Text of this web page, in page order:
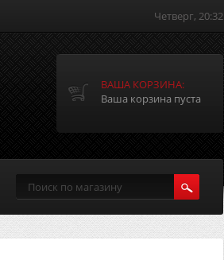
Четверг, 20:32
ВАША КОРЗИНА:
Ваша корзина пуста